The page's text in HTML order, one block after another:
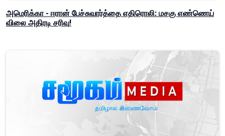
அமெரிக்கா - ஈரான் பேச்சுவார்த்தை எதிரொலி: மசகு எண்ணெய்
விலை அதிரடி சரிவு!